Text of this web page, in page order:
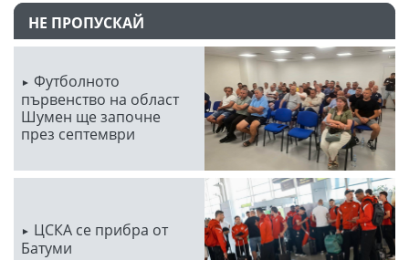
НЕ ПРОПУСКАЙ
Футболното
първенство на област
Шумен ще започне
през септември
ЦСКА се прибра от
Батуми